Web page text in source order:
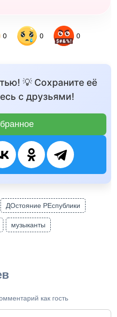
0 0 0
💡 Сохраните её
с друзьями!
ДОстояние РЕспублики
музыканты
как гость